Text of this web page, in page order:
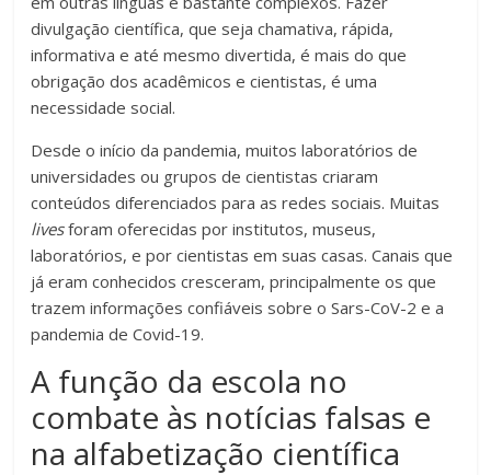
divulgação científica, que seja chamativa, rápida,
informativa e até mesmo divertida, é mais do que
obrigação dos acadêmicos e cientistas, é uma
necessidade social.
Desde o início da pandemia, muitos laboratórios de
universidades ou grupos de cientistas criaram
conteúdos diferenciados para as redes sociais. Muitas
livesforam oferecidas por institutos, museus,
laboratórios, e por cientistas em suas casas. Canais que
já eram conhecidos cresceram, principalmente os que
trazem informações confiáveis sobre o Sars-CoV-2 e a
pandemia de Covid-19.
A função da escola no
combate às notícias falsas e
na alfabetização científica